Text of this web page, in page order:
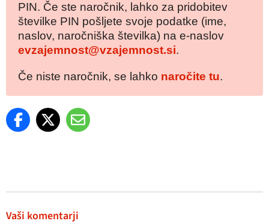
PIN. Če ste naročnik, lahko za pridobitev
številke PIN pošljete svoje podatke (ime,
naslov, naročniška številka) na e-naslov
evzajemnost@vzajemnost.si.
Če niste naročnik, se lahko naročite tu.
Vaši komentarji